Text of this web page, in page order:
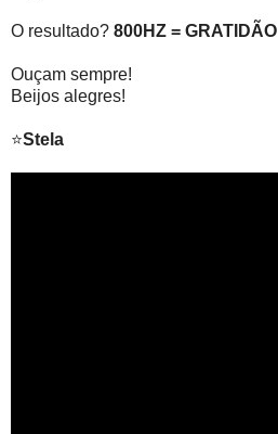
O resultado? 800HZ = GRATIDÃO
Ouçam sempre!
Beijos alegres!
⭐Stela